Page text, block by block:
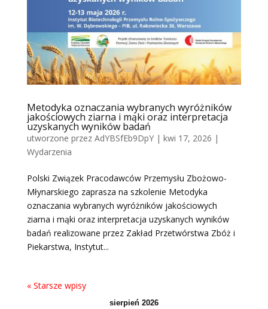
Metodyka oznaczania wybranych wyróżników
jakościowych ziarna i mąki oraz interpretacja
uzyskanych wyników badań
utworzone przez AdYBSfEb9DpY| kwi 17, 2026 |
Wydarzenia
Polski Związek Pracodawców Przemysłu Zbożowo-
Młynarskiego zaprasza na szkolenie Metodyka
oznaczania wybranych wyróżników jakościowych
ziarna i mąki oraz interpretacja uzyskanych wyników
badań realizowane przez Zakład Przetwórstwa Zbóż i
Piekarstwa, Instytut...
« Starsze wpisy
sierpień 2026